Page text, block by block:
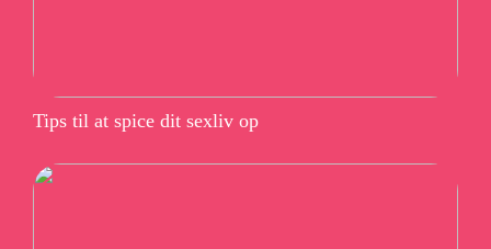
Tips til at spice dit sexliv op